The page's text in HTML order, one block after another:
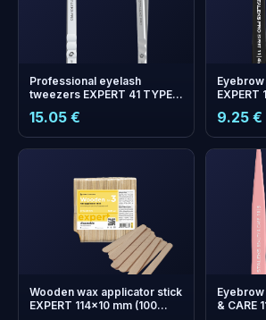
Professional eyelash
tweezers EXPERT 41 TYPE
15.05 €
EXPERT
9.25 €
Wooden wax applicator stick
EXPERT 114x10 mm (100
& CARE
+0
Kogu ja säästa järgmisel